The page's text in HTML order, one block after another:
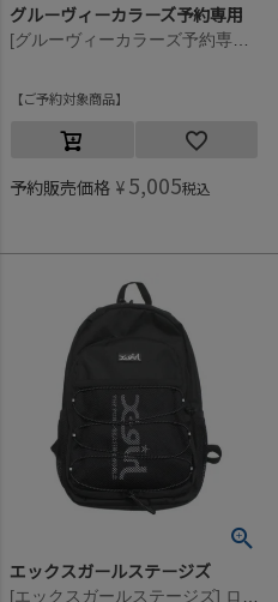
グルーヴィーカラーズ予約専用
ご予約対象商品
予約販売価格 ¥ 5,005税込
エックスガールステージズ